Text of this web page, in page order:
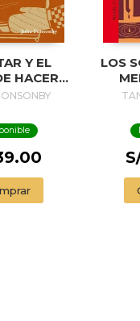
Y EL
HACER
LOS